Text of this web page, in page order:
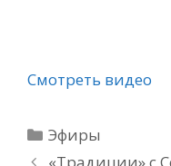
Смотреть видео
Рубрики
Эфиры